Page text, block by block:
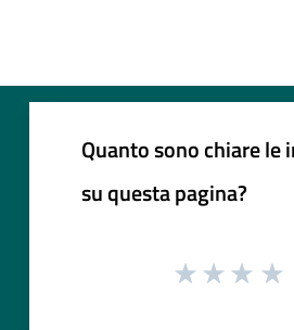
Quanto sono chiare le
su questa pagina?